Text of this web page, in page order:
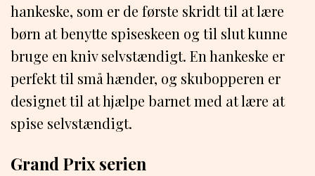
hankeske, som er de første skridt til at lære
børn at benytte spiseskeen og til slut kunne
bruge en kniv selvstændigt. En hankeske er
perfekt til små hænder, og skubopperen er
designet til at hjælpe barnet med at lære at
spise selvstændigt.
Grand Prix serien